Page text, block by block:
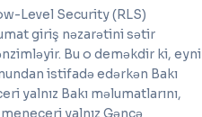
Level Security (RLS)
giriş nəzarətini sətir
Bu o deməkdir ki, eyni
istifadə edərkən Bakı
yalnız Bakı məlumatlarını,
yalnız Gəncə